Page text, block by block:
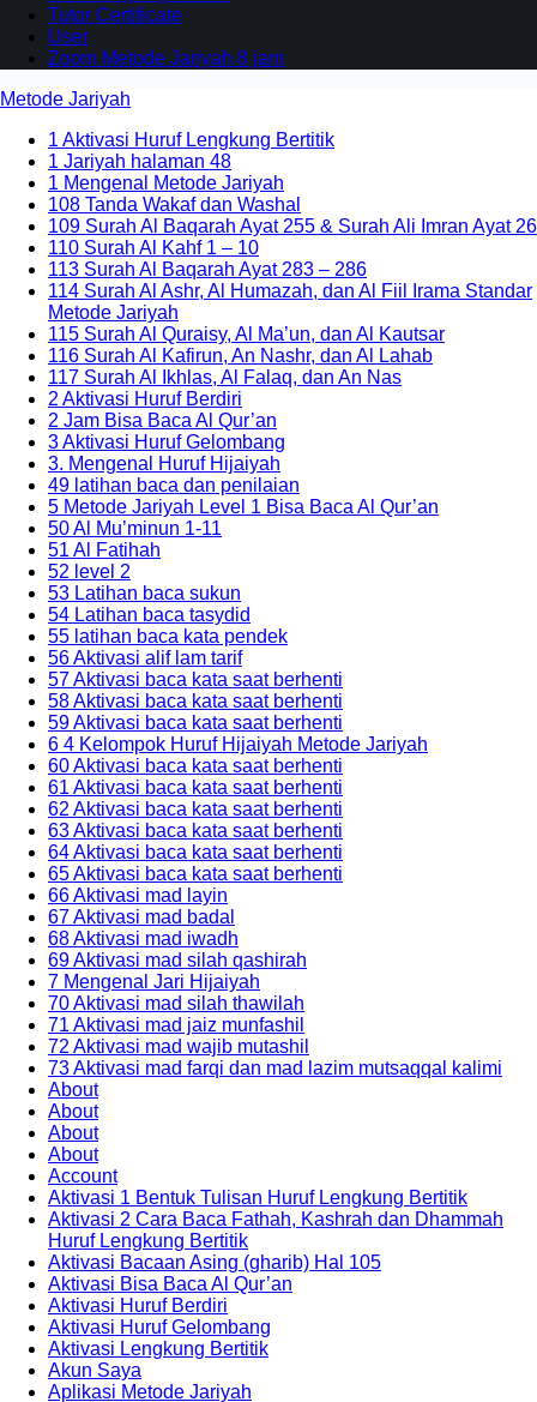
Tutor Certificate
User
Zoom Metode Jariyah 8 jam
Metode Jariyah
1 Aktivasi Huruf Lengkung Bertitik
1 Jariyah halaman 48
1 Mengenal Metode Jariyah
108 Tanda Wakaf dan Washal
109 Surah Al Baqarah Ayat 255 & Surah Ali Imran Ayat 26
110 Surah Al Kahf 1 – 10
113 Surah Al Baqarah Ayat 283 – 286
114 Surah Al Ashr, Al Humazah, dan Al Fiil Irama Standar
Metode Jariyah
115 Surah Al Quraisy, Al Ma’un, dan Al Kautsar
116 Surah Al Kafirun, An Nashr, dan Al Lahab
117 Surah Al Ikhlas, Al Falaq, dan An Nas
2 Aktivasi Huruf Berdiri
2 Jam Bisa Baca Al Qur’an
3 Aktivasi Huruf Gelombang
3. Mengenal Huruf Hijaiyah
49 latihan baca dan penilaian
5 Metode Jariyah Level 1 Bisa Baca Al Qur’an
50 Al Mu’minun 1-11
51 Al Fatihah
52 level 2
53 Latihan baca sukun
54 Latihan baca tasydid
55 latihan baca kata pendek
56 Aktivasi alif lam tarif
57 Aktivasi baca kata saat berhenti
58 Aktivasi baca kata saat berhenti
59 Aktivasi baca kata saat berhenti
6 4 Kelompok Huruf Hijaiyah Metode Jariyah
60 Aktivasi baca kata saat berhenti
61 Aktivasi baca kata saat berhenti
62 Aktivasi baca kata saat berhenti
63 Aktivasi baca kata saat berhenti
64 Aktivasi baca kata saat berhenti
65 Aktivasi baca kata saat berhenti
66 Aktivasi mad layin
67 Aktivasi mad badal
68 Aktivasi mad iwadh
69 Aktivasi mad silah qashirah
7 Mengenal Jari Hijaiyah
70 Aktivasi mad silah thawilah
71 Aktivasi mad jaiz munfashil
72 Aktivasi mad wajib mutashil
73 Aktivasi mad farqi dan mad lazim mutsaqqal kalimi
About
About
About
About
Account
Aktivasi 1 Bentuk Tulisan Huruf Lengkung Bertitik
Aktivasi 2 Cara Baca Fathah, Kashrah dan Dhammah
Huruf Lengkung Bertitik
Aktivasi Bacaan Asing (gharib) Hal 105
Aktivasi Bisa Baca Al Qur’an
Aktivasi Huruf Berdiri
Aktivasi Huruf Gelombang
Aktivasi Lengkung Bertitik
Akun Saya
Aplikasi Metode Jariyah